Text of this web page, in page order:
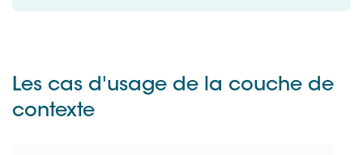
Les cas d'usage de la couche de
contexte